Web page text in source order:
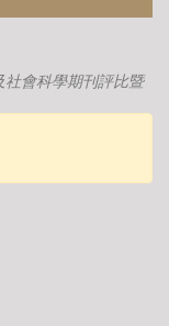
會科學期刊評比暨